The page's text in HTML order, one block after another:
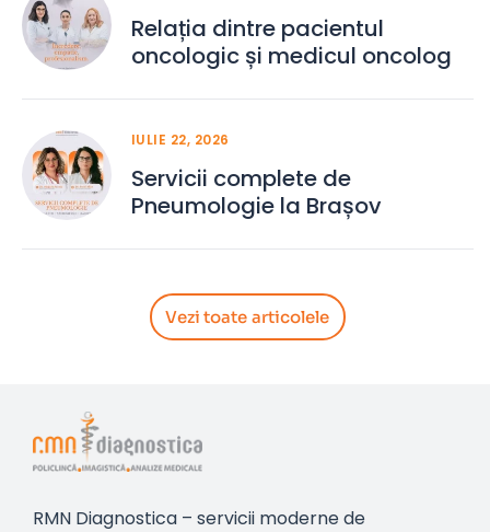
Relația dintre pacientul
oncologic și medicul oncolog
IULIE 22, 2026
Servicii complete de
Pneumologie la Brașov
Vezi toate articolele
RMN Diagnostica – servicii moderne de